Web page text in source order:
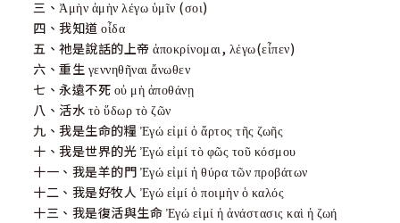
三、Ἀμὴν ἀμὴν λέγω ὑμῖν (σοι)
四、我知道 οἶδα
五、祂是說話的上帝 ἀποκρίνομαι, λέγω(εἶπεν)
六、重生 γεννηθῆναι ἄνωθεν
七、永遠不死 οὐ μὴ ἀποθάνῃ
八、活水 τὸ ὕδωρ τὸ ζῶν
九、我是生命的糧 Ἐγώ εἰμί ὁ ἄρτος τῆς ζωῆς
十、我是世界的光 Ἐγώ εἰμί τὸ φῶς τοῦ κόσμου
十一、我是羊的門 Ἐγώ εἰμί ἡ θύρα τῶν προβάτων
十二、我是好牧人 Ἐγώ εἰμί ὁ ποιμὴν ὁ καλός
十三、我是復活與生命 Ἐγώ εἰμί ἡ ἀνάστασις καὶ ἡ ζωή